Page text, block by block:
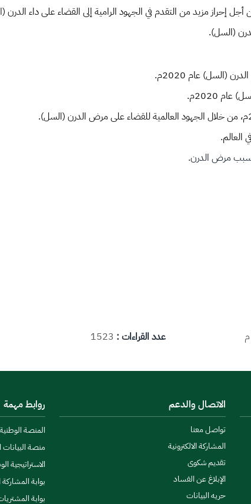
أجل إحراز مزيد من التقدم في الجهود الرامية إلى القضاء على داء الدرن
(السل).
العالم.
عدد القراءات : 1523
الاتصال والدعم
تواصل معنا
المشاركة الالكترونية
تقديم شكوى
الإبلاغ عن الفساد
حريه البيانات
روابط مهمة
المنصة
منصة البيانات
الاستراتيجية
بوابة المشاركة
بوابة